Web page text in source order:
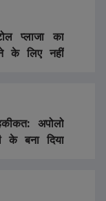
प्लाजा का
के लिए नहीं
अपोलो
के बना दिया